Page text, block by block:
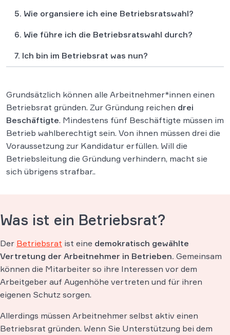
5. Wie organsiere ich eine Betriebsratswahl?
6. Wie führe ich die Betriebsratswahl durch?
7. Ich bin im Betriebsrat was nun?
Grundsätzlich können alle Arbeitnehmer*innen einen
Betriebsrat gründen. Zur Gründung reichen drei
Beschäftigte. Mindestens fünf Beschäftigte müssen im
Betrieb wahlberechtigt sein. Von ihnen müssen drei die
Voraussetzung zur Kandidatur erfüllen. Will die
Betriebsleitung die Gründung verhindern, macht sie
sich übrigens strafbar..
Was ist ein Betriebsrat?
Der Betriebsrat ist eine demokratisch gewählte
Vertretung der Arbeitnehmer in Betrieben. Gemeinsam
können die Mitarbeiter so ihre Interessen vor dem
Arbeitgeber auf Augenhöhe vertreten und für ihren
eigenen Schutz sorgen.
Allerdings müssen Arbeitnehmer selbst aktiv einen
Betriebsrat gründen. Wenn Sie Unterstützung bei dem